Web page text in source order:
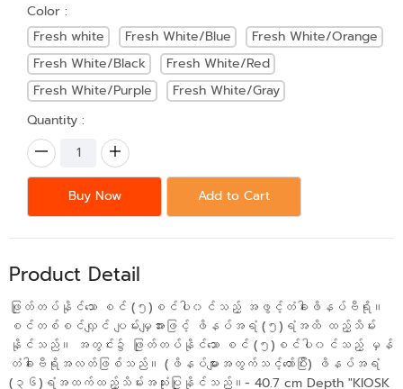
Color :
Fresh white
Fresh White/Blue
Fresh White/Orange
Fresh White/Black
Fresh White/Red
Fresh White/Purple
Fresh White/Gray
Quantity :
Buy Now Add to Cart
Product Detail
ဖြုတ်တပ်နိုင်သော စင် (၅)စင်ပါ၀င်သည့် အဖွင့်တံခါးဖိနပ်ဗီရို။
စင်တစ်စင်လျှင် ပျမ်းမျှအားဖြင့် ဖိနပ်အရံ (၅)ရံအထိ ထည့်သိမ်း
နိုင်သည်။ အတွင်း၌ ဖြုတ်တပ်နိုင်သော စင် (၅)စင်ပါ၀င်သည့် မှန်
တံခါးဗီရိုအလတ်ဖြစ်သည်။ (ဖိနပ်များအတွက်သင့်တော်ပြီး) ဖိနပ်အရံ
(၃၆)ရံအထက်ထည့်သိမ်းအသုံးပြုနိုင်သည်။- 40.7 cm Depth "KIOSK